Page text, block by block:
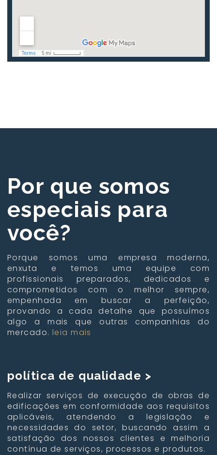
Por que somos
especiais para
você?
Porque somos uma empresa moderna,
enxuta e temos uma equipe com
profissionais preparados, dedicados e
comprometidos com o melhor sempre,
empenhada em buscar a perfeição,
provando a cada detalhe que possuímos
algo a mais que outras companhias do
mercado. leia mais
política de qualidade >
Realizar serviços de execução de obras de
edificações em conformidade aos requisitos
aplicáveis, atendendo a legislação e
necessidades do setor, buscando assim a
satisfação dos nossos clientes e melhoria
contínua de serviços, processos e produtos.